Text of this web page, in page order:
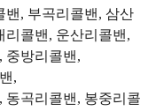
밴, 부곡리콜밴, 삼산
리콜밴, 운산리콜밴,
중방리콜밴,
,
동곡리콜밴, 봉중리콜